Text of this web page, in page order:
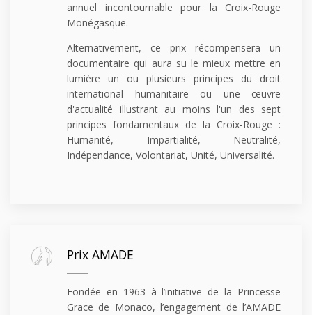
annuel incontournable pour la Croix-Rouge
Monégasque.
Alternativement, ce prix récompensera un
documentaire qui aura su le mieux mettre en
lumière un ou plusieurs principes du droit
international humanitaire ou une œuvre
d'actualité illustrant au moins l'un des sept
principes fondamentaux de la Croix-Rouge :
Humanité, Impartialité, Neutralité,
Indépendance, Volontariat, Unité, Universalité.
Prix AMADE
Fondée en 1963 à l’initiative de la Princesse
Grace de Monaco, l’engagement de l’AMADE